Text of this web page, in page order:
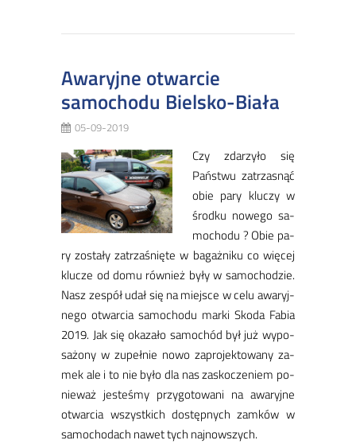
Awaryjne otwarcie
samochodu Bielsko-Biała
05-09-2019
Czy zda­rzy­ło się
Pań­stwu za­trza­snąć
obie pa­ry klu­czy w
środ­ku no­we­go sa­
mo­cho­du ? Obie pa­
ry zo­sta­ły za­trza­śnię­te w ba­gaż­ni­ku co wię­cej
klu­cze od do­mu rów­nież by­ły w sa­mo­cho­dzie.
Nasz ze­spół udał się na miej­sce w ce­lu awa­ryj­
ne­go otwar­cia sa­mo­cho­du mar­ki Sko­da Fa­bia
2019. Jak się oka­za­ło sa­mo­chód był już wy­po­
sa­żo­ny w zu­peł­nie no­wo za­pro­jek­to­wa­ny za­
mek ale i to nie by­ło dla nas za­sko­cze­niem po­
nie­waż je­ste­śmy przy­go­to­wa­ni na awa­ryj­ne
otwar­cia wszyst­kich do­stęp­nych zam­ków w
sa­mo­cho­dach na­wet tych naj­now­szych.